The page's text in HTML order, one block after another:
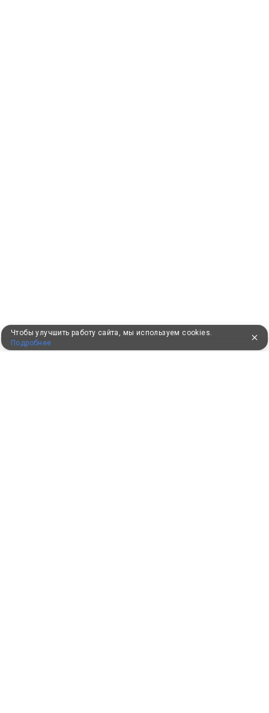
Чтобы улучшить работу сайта, мы используем cookies.
Подробнее